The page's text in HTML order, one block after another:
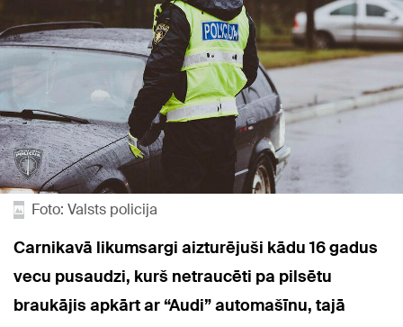
Foto: Valsts policija
Carnikavā likumsargi aizturējuši kādu 16 gadus
vecu pusaudzi, kurš netraucēti pa pilsētu
braukājis apkārt ar “Audi” automašīnu, tajā